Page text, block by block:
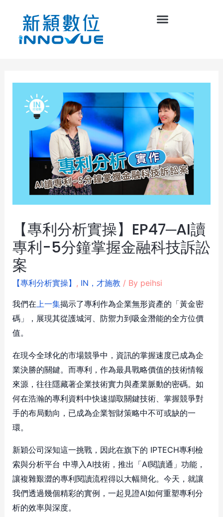
【專利分析實操】EP47─AI讀
專利-5分鐘掌握金融科技訴訟
案
【專利分析實操】 , IN，才施教 / By peihsi
我們在上一集揭示了專利作為企業無形資產的「黃金密
碼」，展現其從護城河、防禦力到吸金潛能的全方位價
值。
在現今全球化的市場競爭中，資訊的掌握速度已成為企
業決勝的關鍵。而專利，作為最具戰略價值的技術情報
來源，往往隱藏著企業技術實力與產業脈動的密碼。如
何在浩瀚的專利資料中快速擷取關鍵技術、掌握競爭對
手的布局動向，已成為企業智財策略中不可或缺的一
環。
新穎公司深知這一挑戰，因此在旗下的 IPTECH專利檢
索與分析平台 中導入AI技術，推出「AI閱讀通」功能，
讓複雜艱澀的專利閱讀流程得以大幅簡化。今天，就讓
我們透過幾個精彩的實例，一起見證AI如何重塑專利分
析的效率與深度。